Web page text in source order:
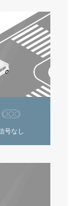
号なし